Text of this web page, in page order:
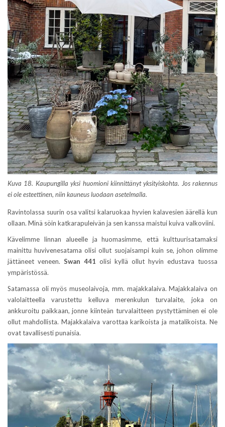
Kuva 18. Kaupungilla yksi huomioni kiinnittänyt yksityiskohta. Jos rakennus
ei ole esteettinen, niin kauneus luodaan asetelmalla.
Ravintolassa suurin osa valitsi kalaruokaa hyvien kalavesien äärellä kun
ollaan. Minä söin katkarapuleivän ja sen kanssa maistui kuiva valkoviini.
Kävelimme linnan alueelle ja huomasimme, että kulttuurisatamaksi
mainittu huvivenesatama olisi ollut suojaisampi kuin se, johon olimme
jättäneet veneen. Swan 441 olisi kyllä ollut hyvin edustava tuossa
ympäristössä.
Satamassa oli myös museolaivoja, mm. majakkalaiva. Majakkalaiva on
valolaitteella varustettu kelluva merenkulun turvalaite, joka on
ankkuroitu paikkaan, jonne kiinteän turvalaitteen pystyttäminen ei ole
ollut mahdollista. Majakkalaiva varottaa karikoista ja matalikoista. Ne
ovat tavallisesti punaisia.